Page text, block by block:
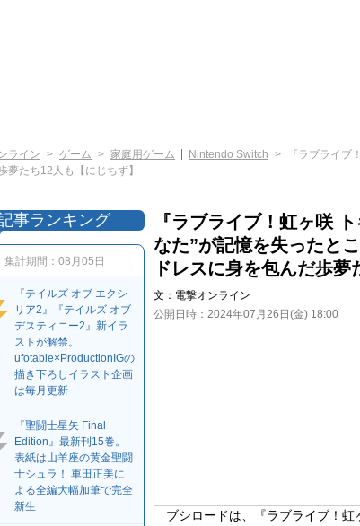
ライン ゲーム 家庭用ゲーム Nintendo Switch
『ラブライブ
夢たち12人も【にじちず】
『ラブライブ！虹ヶ咲
なた”が記憶を失ったと
ドレスに身を包んだ歩夢
文： 電撃オンライン
公開日時： 2024年07月26日(金) 18:00
ブシロードは、『ラブライブ！虹
事ランキング
集計期間： 08月05日
『テイルズ オブ エクシ
リア2』『テイルズ オブ
デスティニー2』新イラ
ストが解禁。
ufotable×ProductionIGの
描き下ろしイラスト企画
は毎月更新
『聖闘士星矢 Final
Edition』最新刊15巻。
表紙は山羊座の黄金聖闘
士シュラ！ 車田正美に
よる全編大幅加筆で完全
新生